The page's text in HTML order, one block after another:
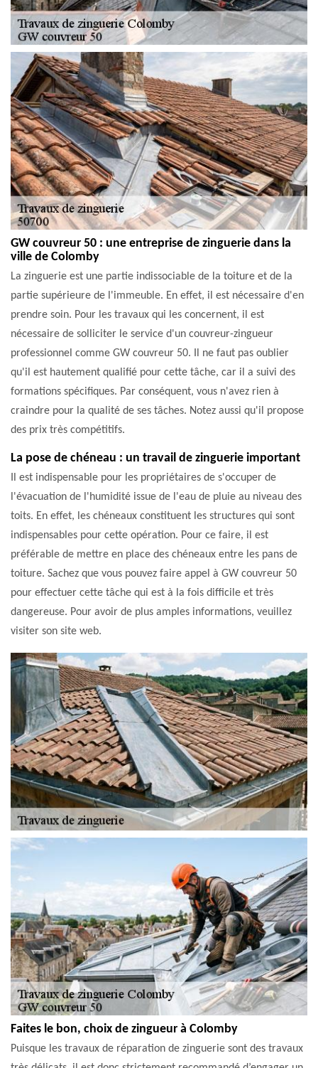
GW couvreur 50 : une entreprise de zinguerie dans la
ville de Colomby
La zinguerie est une partie indissociable de la toiture et de la
partie supérieure de l'immeuble. En effet, il est nécessaire d'en
prendre soin. Pour les travaux qui les concernent, il est
nécessaire de solliciter le service d'un couvreur-zingueur
professionnel comme GW couvreur 50. Il ne faut pas oublier
qu'il est hautement qualifié pour cette tâche, car il a suivi des
formations spécifiques. Par conséquent, vous n'avez rien à
craindre pour la qualité de ses tâches. Notez aussi qu'il propose
des prix très compétitifs.
La pose de chéneau : un travail de zinguerie important
Il est indispensable pour les propriétaires de s'occuper de
l'évacuation de l'humidité issue de l'eau de pluie au niveau des
toits. En effet, les chéneaux constituent les structures qui sont
indispensables pour cette opération. Pour ce faire, il est
préférable de mettre en place des chéneaux entre les pans de
toiture. Sachez que vous pouvez faire appel à GW couvreur 50
pour effectuer cette tâche qui est à la fois difficile et très
dangereuse. Pour avoir de plus amples informations, veuillez
visiter son site web.
Faites le bon, choix de zingueur à Colomby
Puisque les travaux de réparation de zinguerie sont des travaux